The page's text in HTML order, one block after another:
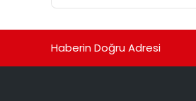
Haberin Doğru Adresi